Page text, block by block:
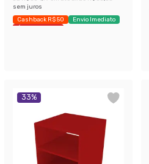
sem juros
Cashback R$ 50
Envio Imediato
Últimas peças
33%